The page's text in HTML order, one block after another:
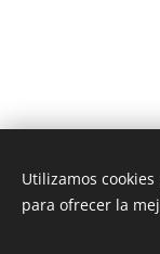
Utilizamos
para ofrecer la